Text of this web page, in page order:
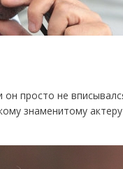
просто не
знаменитому